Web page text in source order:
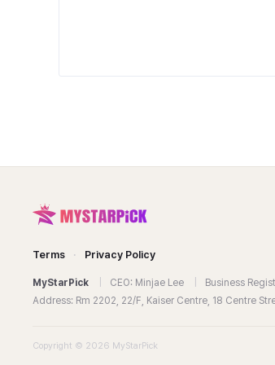
Terms · Privacy Policy
MyStarPick CEO: Minjae Lee
Business
Address: Rm 2202, 22/F, Kaiser Centre, 18 Centre
Copyright © 2026 MyStarPick